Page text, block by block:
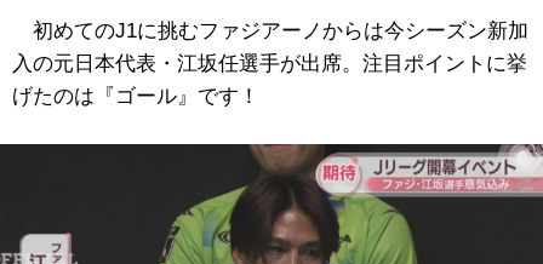
初めてのJ1に挑むファジアーノからは今シーズン新加
入の元日本代表・江坂任選手が出席。注目ポイントに挙
げたのは『ゴール』です！